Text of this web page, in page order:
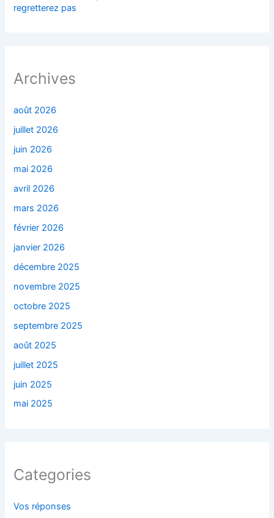
regretterez pas
Archives
août 2026
juillet 2026
juin 2026
mai 2026
avril 2026
mars 2026
février 2026
janvier 2026
décembre 2025
novembre 2025
octobre 2025
septembre 2025
août 2025
juillet 2025
juin 2025
mai 2025
Categories
Vos réponses